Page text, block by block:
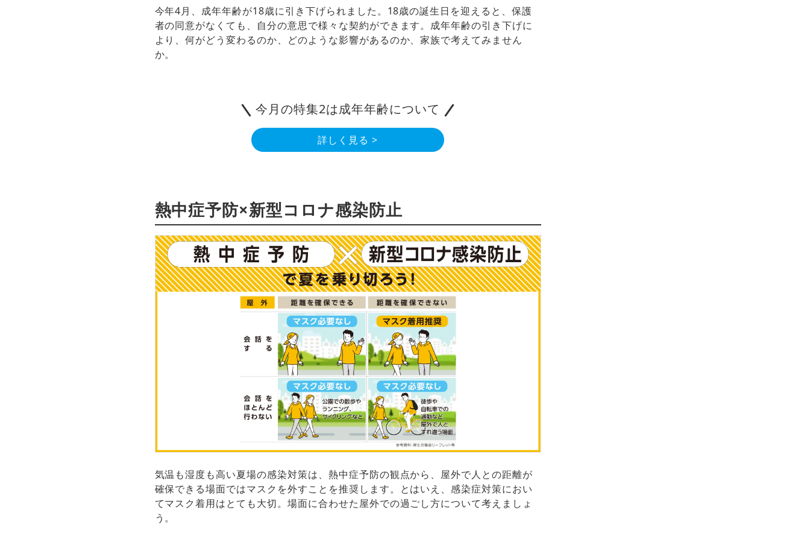
今年4月、成年年齢が18歳に引き下げられました。18歳の誕生日を迎えると、保護
者の同意がなくても、自分の意思で様々な契約ができます。成年年齢の引き下げに
より、何がどう変わるのか、どのような影響があるのか、家族で考えてみません
か。
詳しく見る >
熱中症予防×新型コロナ感染防止
気温も湿度も高い夏場の感染対策は、熱中症予防の観点から、屋外で人との距離が
確保できる場面ではマスクを外すことを推奨します。とはいえ、感染症対策におい
てマスク着用はとても大切。場面に合わせた屋外での過ごし方について考えましょ
う。